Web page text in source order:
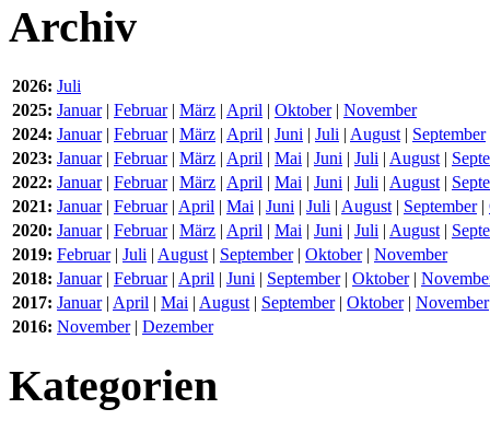
Archiv
2026: Juli
2025: Januar| Februar| März | April | Oktober| November
2024: Januar| Februar| März | April | Juni | Juli | August | September
2023: Januar| Februar| März | April | Mai | Juni | Juli | August |
2022: Januar| Februar| März | April | Mai | Juni | Juli | August |
2021: Januar| Februar| April | Mai | Juni | Juli | August | September|
2020: Januar| Februar| März | April | Mai | Juni | Juli | August |
2019: Februar| Juli | August | September| Oktober| November
2018: Januar| Februar| April | Juni | September| Oktober|
2017: Januar| April | Mai | August | September| Oktober| November
2016: November| Dezember
Kategorien